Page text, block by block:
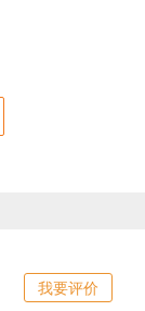
我要评价